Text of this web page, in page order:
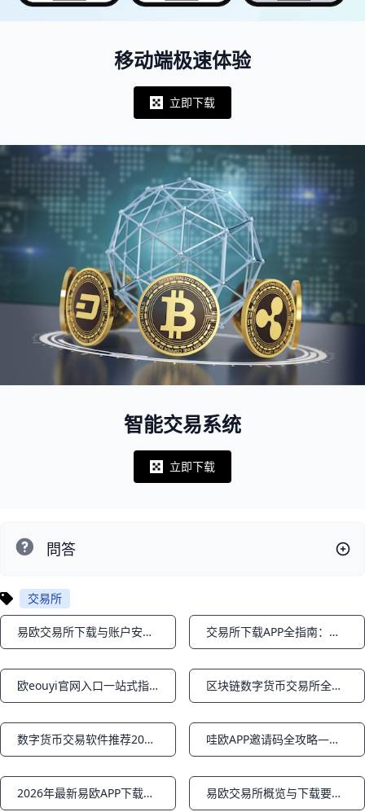
移动端极速体验
Notifications
立即下载
智能交易系统
Notifications
立即下载
問答
交易所
Notifications 易欧交易所下载与账户安全完整攻略 Notifications 交易所下载APP全指南：安全、快速的官方渠道
Notifications 欧eouyi官网入口一站式指南 Notifications 区块链数字货币交易所全景指南：安全入门与实战要点
Notifications 数字货币交易软件推荐2026：全网最值得信赖的平台TOP榜 Notifications 哇欧APP邀请码全攻略—最新有效邀请码与注册福利
Notifications 2026年最新易欧APP下载与使用指南—简单高效上手攻略 Notifications 易欧交易所概览与下载要点：官方入口与安装指南